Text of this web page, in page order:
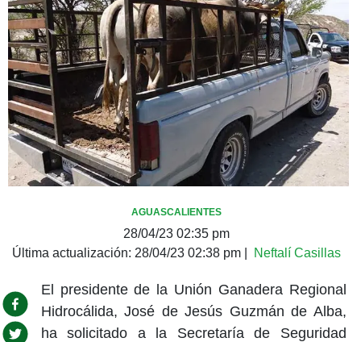
AGUASCALIENTES
28/04/23 02:35 pm
Última actualización: 28/04/23 02:38 pm Neftalí Casillas
El presidente de la Unión Ganadera Regional
Hidrocálida, José de Jesús Guzmán de Alba,
ha solicitado a la Secretaría de Seguridad